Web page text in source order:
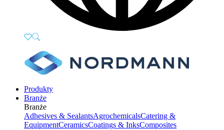
Produkty
Branże
Branże
Adhesives & SealantsAgrochemicalsCatering &
EquipmentCeramicsCoatings & InksComposites